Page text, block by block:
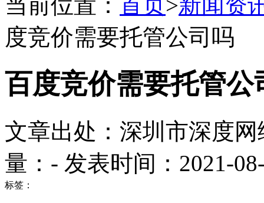
度竞价需要托管公司吗
百度竞价需要托管公
文章出处：深圳市深度
量： - 发表时间：2021-
标签：